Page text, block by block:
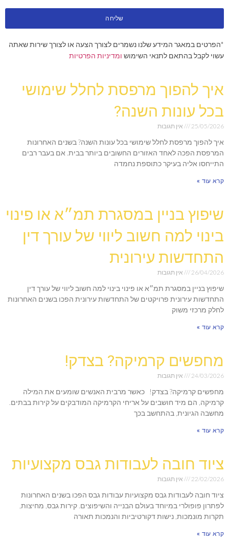
שליחה
*הפרטים במאגר המידע שלנו נשמרים לצורך הצעה או לצורך שירות שאתה
עשוי לקבל בהתאם לתנאי השימוש ומדיניות הפרטיות
איך להפוך מרפסת לחלל שימושי
בכל עונות השנה?
25/05/2026 אין תגובות
איך להפוך מרפסת לחלל שימושי בכל עונות השנה? בשנים האחרונות
המרפסת הפכה לאחד האזורים החשובים ביותר בבית. אם בעבר רבים
התייחסו אליה בעיקר כתוספת נחמדה
קרא עוד »
שיפוץ בניין במסגרת תמ״א או פינוי
בינוי למה חשוב ליווי של עורך דין
התחדשות עירונית
26/04/2026 אין תגובות
שיפוץ בניין במסגרת תמ״א או פינוי בינוי למה חשוב ליווי של עורך דין
התחדשות עירונית פרויקטים של התחדשות עירונית הפכו בשנים האחרונות
לחלק מרכזי משוק
קרא עוד »
מחפשים קרמיקה? בצדק!
24/03/2026 אין תגובות
מחפשים קרמיקה? בצדק! כאשר מרבית האנשים שומעים את המילה
קרמיקה, הם מיד חושבים על אריחי הקרמיקה המודבקים על קירות בבתים.
מחשבה הגיונית, בהתחשב בכך
קרא עוד »
ציוד חובה לעבודות גבס מקצועיות
22/02/2026 אין תגובות
ציוד חובה לעבודות גבס מקצועיות עבודות גבס הפכו בשנים האחרונות
לפתרון פופולרי במיוחד בעולם הבנייה והשיפוצים. קירות גבס, מחיצות,
תקרות מונמכות, נישות דקורטיביות והנמכות תאורה
קרא עוד »